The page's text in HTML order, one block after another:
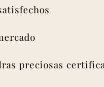
certificadas